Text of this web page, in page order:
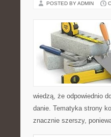
POSTED BY ADMIN
wiedzą, że odpowiednio
danie. Tematyka strony
znacznie szerszy,